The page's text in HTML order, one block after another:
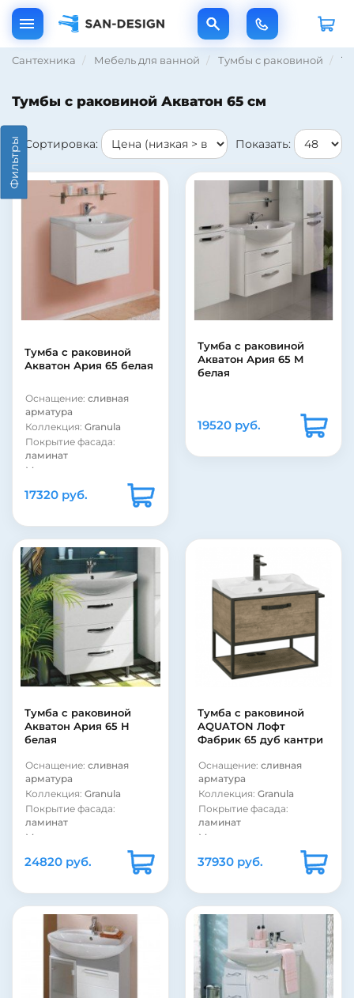
Сантехника Мебель для ванной Тумбы с раковиной
Тумбы с раковиной Акватон 65 см
Показать:
Сортировка:
Тумба с раковиной
Акватон Ария 65 белая
Оснащение: сливная
арматура
Коллекция: Granula
Покрытие фасада:
ламинат
Материал корпуса:
17320 руб.
Тумба с раковиной
Акватон Ария 65 М
белая
19520 руб.
Тумба с раковиной
Акватон Ария 65 Н
белая
Оснащение: сливная
арматура
Коллекция: Granula
Покрытие фасада:
ламинат
Материал корпуса:
24820 руб.
Тумба с раковиной
AQUATON Лофт
Фабрик 65 дуб кантри
Оснащение: сливная
арматура
Коллекция: Granula
Покрытие фасада:
ламинат
Материал корпуса:
37930 руб.
Фильтры